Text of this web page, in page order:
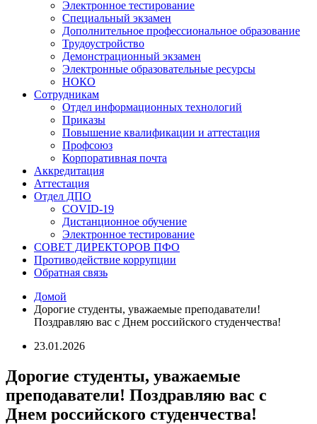
Электронное тестирование
Специальный экзамен
Дополнительное профессиональное образование
Трудоустройство
Демонстрационный экзамен
Электронные образовательные ресурсы
НОКО
Сотрудникам
Отдел информационных технологий
Приказы
Повышение квалификации и аттестация
Профсоюз
Корпоративная почта
Аккредитация
Аттестация
Отдел ДПО
COVID-19
Дистанционное обучение
Электронное тестирование
СОВЕТ ДИРЕКТОРОВ ПФО
Противодействие коррупции
Обратная связь
Домой
Дорогие студенты, уважаемые преподаватели!
Поздравляю вас с Днем российского студенчества!
23.01.2026
Дорогие студенты, уважаемые
преподаватели! Поздравляю вас с
Днем российского студенчества!